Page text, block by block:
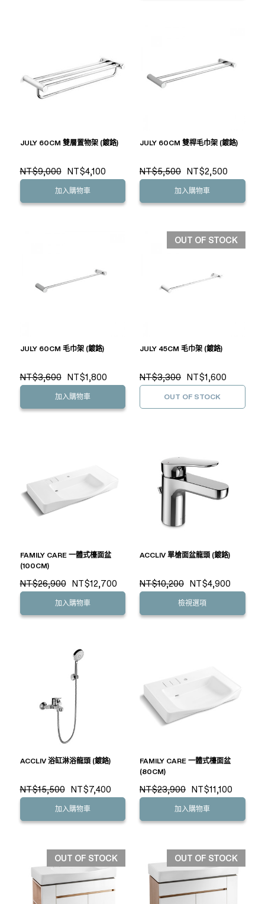
JULY 60CM 雙層置物架 (鍍鉻)
NT$9,000 NT$4,100
加入購物車
JULY 60CM 雙桿毛巾架 (鍍鉻)
NT$5,500 NT$2,500
加入購物車
JULY 60CM 毛巾架 (鍍鉻)
NT$3,600 NT$1,800
加入購物車
OUT OF STOCK
JULY 45CM 毛巾架 (鍍鉻)
NT$3,300 NT$1,600
OUT OF STOCK
FAMILY CARE 一體式檯面盆
(100CM)
NT$26,900 NT$12,700
加入購物車
ACCLIV 單槍面盆龍頭 (鍍鉻)
NT$10,200 NT$4,900
檢視選項
ACCLIV 浴缸淋浴龍頭 (鍍鉻)
NT$15,500 NT$7,400
加入購物車
FAMILY CARE 一體式檯面盆
(80CM)
NT$23,900 NT$11,100
加入購物車
OUT OF STOCK OUT OF STOCK